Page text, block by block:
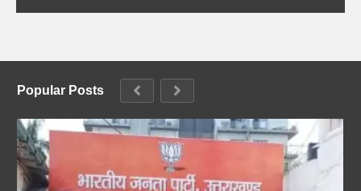
Popular Posts